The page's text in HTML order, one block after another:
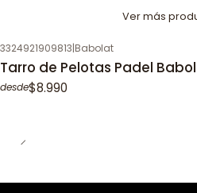
Ver más
3324921909813|Babolat
Tarro de Pelotas Padel
desde$8.990